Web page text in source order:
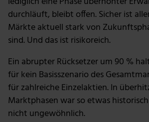
ihnen bereitgestellt hast oder die sie im
Nutzung der Dienste gesammelt haben.
durchläuft, bleibt offen. Sicher ist
Märkte aktuell stark von
sind. Und das ist risikoreich.
Ein abrupter Rücksetzer um 90 %
für kein Basisszenario des
für zahlreiche Einzelaktien. In
Marktphasen war so etwas
nicht ungewöhnlich.